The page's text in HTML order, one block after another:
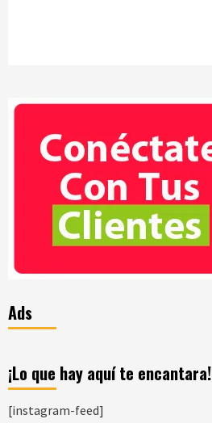
Ads
¡Lo que hay aquí te encantara!
[instagram-feed]